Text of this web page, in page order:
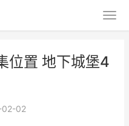
位置 地下城堡4
02-02